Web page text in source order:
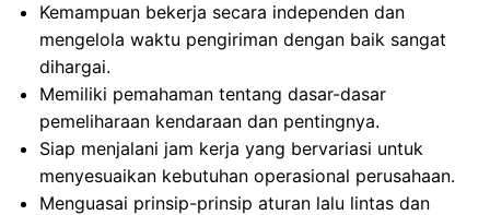
Kemampuan bekerja secara independen dan
mengelola waktu pengiriman dengan baik sangat
dihargai.
Memiliki pemahaman tentang dasar-dasar
pemeliharaan kendaraan dan pentingnya.
Siap menjalani jam kerja yang bervariasi untuk
menyesuaikan kebutuhan operasional perusahaan.
Menguasai prinsip-prinsip aturan lalu lintas dan